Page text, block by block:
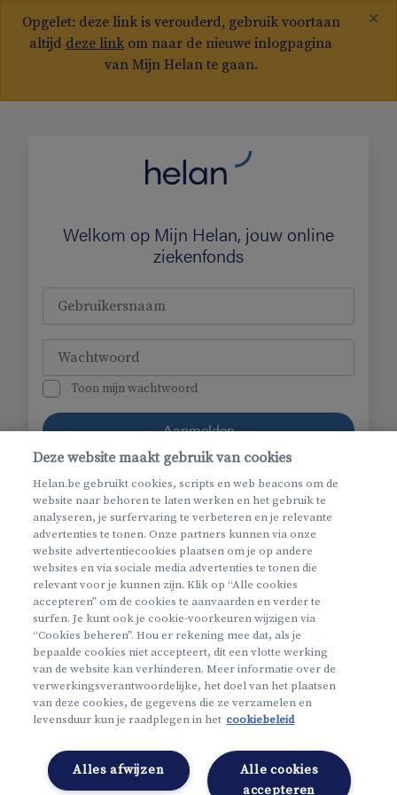
Opgelet: deze link is verouderd, gebruik voortaan
altijd deze link om naar de nieuwe inlogpagina
van Mijn Helan te gaan.
×
Welkom op Mijn Helan, jouw online
ziekenfonds
Gebruikersnaam
Wachtwoord
Toon mijn wachtwoord
Aanmelden
Gebruikersnaamofwachtwoord vergeten
Gebruikersnaam en wachtwoord vergeten
Meer info
Nieuw bij Mijn Helan?
Maak een account aan
Deze website maakt gebruik van cookies
Helan.be gebruikt cookies, scripts en web beacons om de
website naar behoren te laten werken en het gebruik te
analyseren, je surfervaring te verbeteren en je relevante
advertenties te tonen. Onze partners kunnen via onze
website advertentiecookies plaatsen om je op andere
websites en via sociale media advertenties te tonen die
relevant voor je kunnen zijn. Klik op “Alle cookies
accepteren” om de cookies te aanvaarden en verder te
surfen. Je kunt ook je cookie-voorkeuren wijzigen via
“Cookies beheren”. Hou er rekening mee dat, als je
bepaalde cookies niet accepteert, dit een vlotte werking
van de website kan verhinderen. Meer informatie over de
verwerkingsverantwoordelijke, het doel van het plaatsen
van deze cookies, de gegevens die ze verzamelen en
levensduur kun je raadplegen in het cookiebeleid
Alle cookies
accepteren
Alles afwijzen